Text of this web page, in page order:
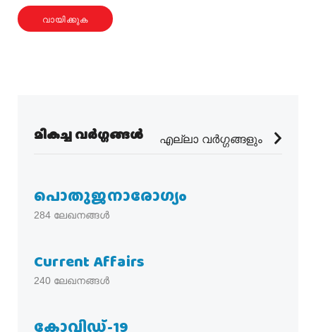
വായിക്കുക
മികച്ച വർഗ്ഗങ്ങൾ എല്ലാ വർഗ്ഗങ്ങളും
പൊതുജനാരോഗ്യം
284 ലേഖനങ്ങൾ
Current Affairs
240 ലേഖനങ്ങൾ
കോവിഡ്-19